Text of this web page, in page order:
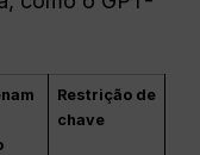
Restrição de
chave